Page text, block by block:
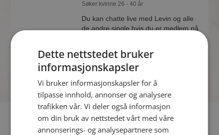
Søker kvinne 26 - 40 år
Du kan chatte live med Levin og alle
de andre single hvis du er medlem på
Fler single
Dette nettstedet bruker
informasjonskapsler
Vi bruker informasjonskapsler for å
tilpasse innhold, annonser og analysere
trafikken vår. Vi deler også informasjon
om din bruk av nettstedet vårt med våre
annonserings- og analysepartnere som